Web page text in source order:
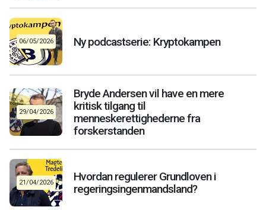
06/05/2026 Ny podcastserie: Kryptokampen
29/04/2026
Bryde Andersen vil have en mere
kritisk tilgang til
menneskerettighederne fra
forskerstanden
21/04/2026
Hvordan regulerer Grundloven i
regeringsingenmandsland?